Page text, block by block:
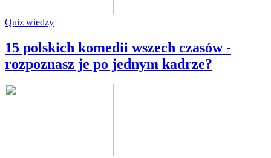
Quiz wiedzy
15 polskich komedii wszech czasów -
rozpoznasz je po jednym kadrze?